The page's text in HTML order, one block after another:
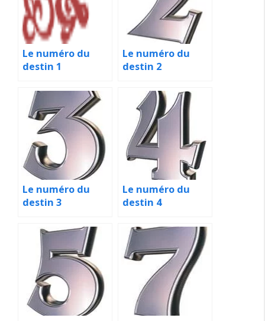
Le numéro du
destin 1
Le numéro du
destin 2
Le numéro du
destin 3
Le numéro du
destin 4